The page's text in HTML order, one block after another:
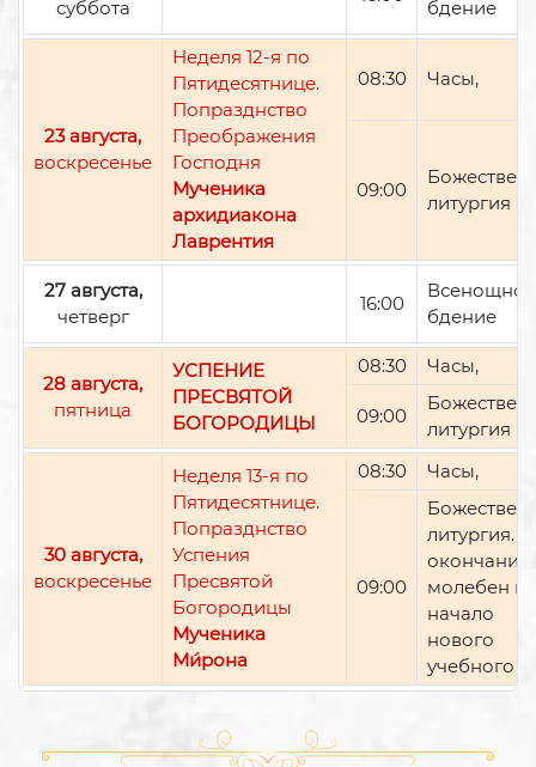
суббота
бдение
23 августа,
воскресенье
Неделя 12-я по
Пятидесятнице.
Попразднство
Преображения
Господня
Мученика
архидиакона
Лаврентия
08:30 Часы,
09:00
литургия
27 августа,
четверг
16:00
Всенощное
бдение
28 августа,
пятница
УСПЕНИЕ
ПРЕСВЯТОЙ
БОГОРОДИЦЫ
08:30 Часы,
09:00
литургия
30 августа,
воскресенье
Неделя 13-я по
Пятидесятнице.
Попразднство
Успения
Пресвятой
Богородицы
Мученика
Ми́рона
08:30 Часы,
09:00
литургия.
окончании
молебен
начало
нового
учебного